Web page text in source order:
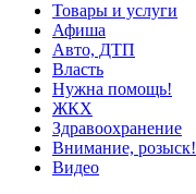
Товары и услуги
Афиша
Авто, ДТП
Власть
Нужна помощь!
ЖКХ
Здравоохранение
Внимание, розыск!
Видео